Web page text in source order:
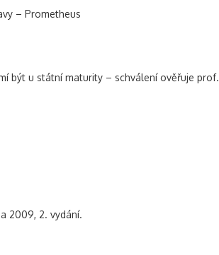
– Prometheus
být u státní maturity – schválení ověřuje prof.
2009, 2. vydání.